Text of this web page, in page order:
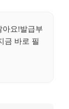
요!발급부
금 바로 필